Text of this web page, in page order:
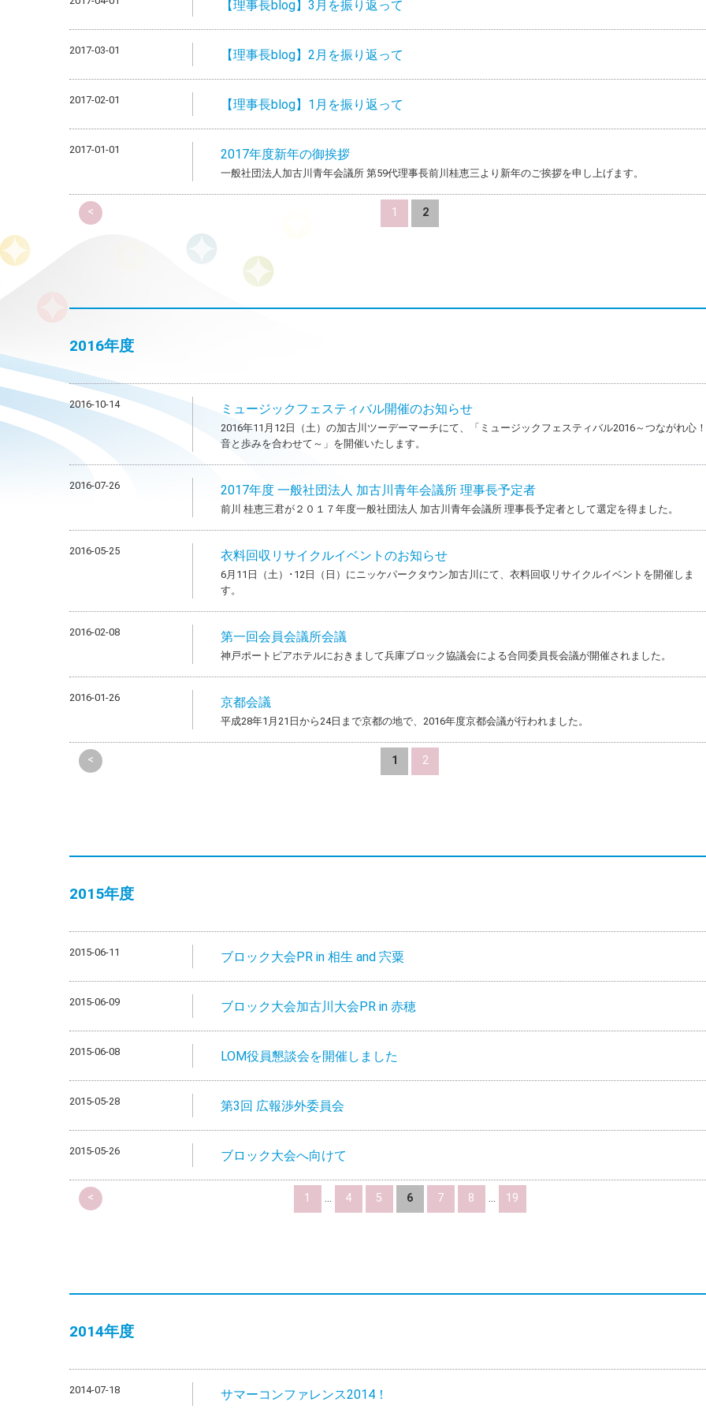
【理事長blog】3月を振り返って
2017-03-01 【理事長blog】2月を振り返って
2017-02-01 【理事長blog】1月を振り返って
2017-01-01 2017年度新年の御挨拶
一般社団法人加古川青年会議所 第59代理事長前川桂恵三より新年のご挨拶を申し上げます。
< 1 2
2016年度
2016-10-14 ミュージックフェスティバル開催のお知らせ
2016年11月12日（土）の加古川ツーデーマーチにて、「ミュージックフェスティバル2016～つながれ心！
音と歩みを合わせて～」を開催いたします。
2016-07-26 2017年度 一般社団法人 加古川青年会議所 理事長予定者
前川 桂恵三君が２０１７年度一般社団法人 加古川青年会議所 理事長予定者として選定を得ました。
2016-05-25 衣料回収リサイクルイベントのお知らせ
6月11日（土）･12日（日）にニッケパークタウン加古川にて、衣料回収リサイクルイベントを開催しま
す。
2016-02-08 第一回会員会議所会議
神戸ポートピアホテルにおきまして兵庫ブロック協議会による合同委員長会議が開催されました。
2016-01-26 京都会議
平成28年1月21日から24日まで京都の地で、2016年度京都会議が行われました。
< 1 2
2015年度
2015-06-11 ブロック大会PR in 相生 and 宍粟
2015-06-09 ブロック大会加古川大会PR in 赤穂
2015-06-08 LOM役員懇談会を開催しました
2015-05-28 第3回 広報渉外委員会
2015-05-26 ブロック大会へ向けて
< 1 ... 4 5 6 7 8 ... 19
2014年度
2014-07-18 サマーコンファレンス2014！